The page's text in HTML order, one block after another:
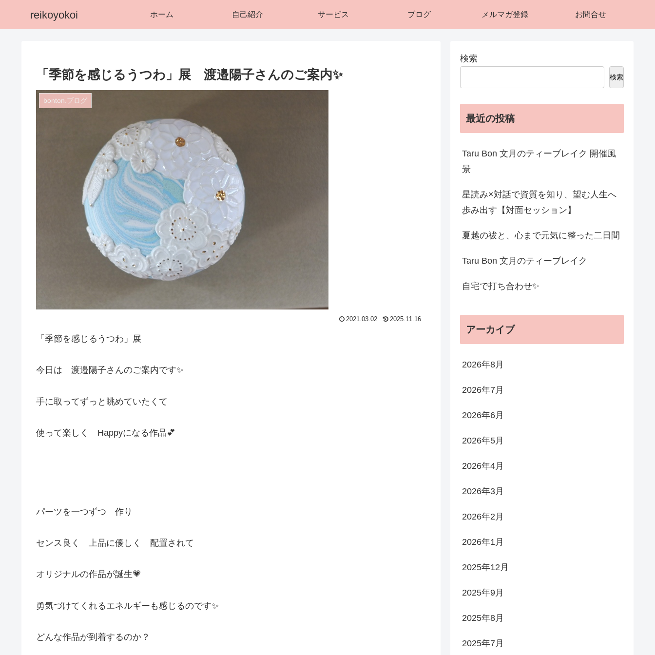
reikoyokoi ホーム 自己紹介 サービス ブログ メルマガ登録 お問合せ
「季節を感じるうつわ」展 渡邉陽子さんのご案内✨
bonton.ブログ
2021.03.02 2025.11.16
「季節を感じるうつわ」展
今日は 渡邉陽子さんのご案内です✨
手に取ってずっと眺めていたくて
使って楽しく Happyになる作品💕
パーツを一つずつ 作り
センス良く 上品に優しく 配置されて
オリジナルの作品が誕生💗
勇気づけてくれるエネルギーも感じるのです✨
どんな作品が到着するのか？
検索
検索
最近の投稿
Taru Bon 文月のティーブレイク 開催風
景
星読み×対話で資質を知り、望む人生へ
歩み出す【対面セッション】
夏越の祓と、心まで元気に整った二日間
Taru Bon 文月のティーブレイク
自宅で打ち合わせ✨
アーカイブ
2026年8月
2026年7月
2026年6月
2026年5月
2026年4月
2026年3月
2026年2月
2026年1月
2025年12月
2025年9月
2025年8月
2025年7月